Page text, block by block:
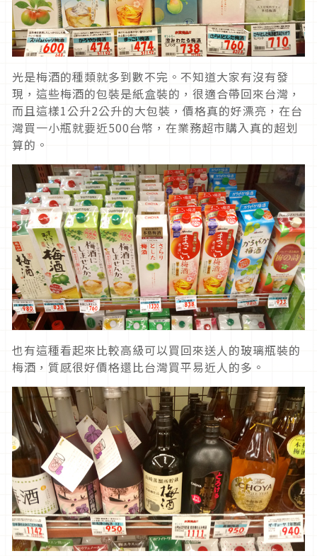
光是梅酒的種類就多到數不完。不知道大家有沒有發
現，這些梅酒的包裝是紙盒裝的，很適合帶回來台灣，
而且這樣1公升2公升的大包裝，價格真的好漂亮，在台
灣買一小瓶就要近500台幣，在業務超市購入真的超划
算的。
也有這種看起來比較高級可以買回來送人的玻璃瓶裝的
梅酒，質感很好價格還比台灣買平易近人的多。